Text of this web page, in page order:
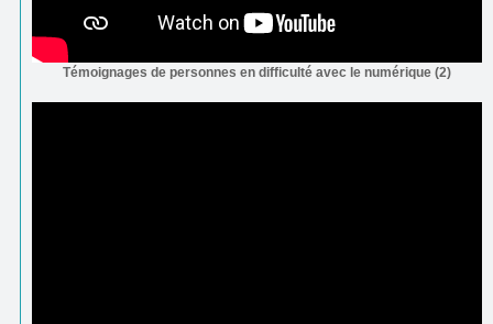
Témoignages de personnes en difficulté avec le numérique (2)